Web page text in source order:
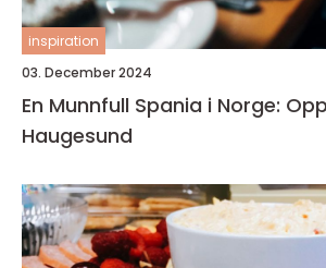
inspiration
03. December 2024
En Munnfull Spania i Norge:
Haugesund